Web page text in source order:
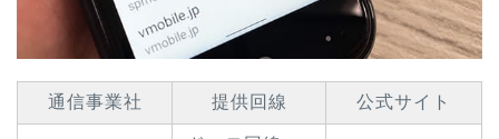
通信事業社 提供回線 公式サイト